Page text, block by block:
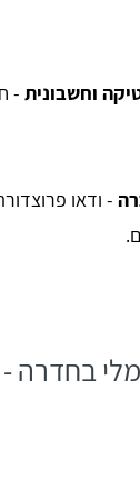
וחשבונית -
- ודאו
בחדרה